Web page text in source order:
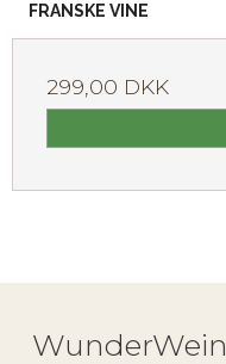
FRANSKE VINE
299,00 DKK
WunderWein